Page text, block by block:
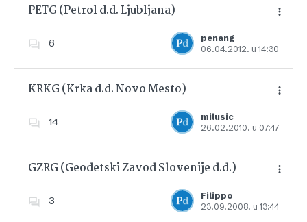
PETG (Petrol d.d. Ljubljana)
6
penang
06.04.2012. u 14:30
Dodajte u favorite
KRKG (Krka d.d. Novo Mesto)
14
milusic
26.02.2010. u 07:47
Dodajte u favorite
GZRG (Geodetski Zavod Slovenije d.d.)
3
Filippo
23.09.2008. u 13:44
Dodajte u favorite